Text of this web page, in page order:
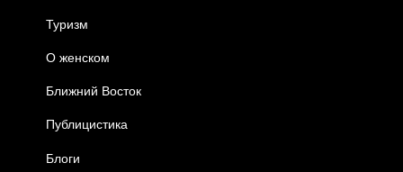
Туризм
О женском
Ближний Восток
Публицистика
Блоги